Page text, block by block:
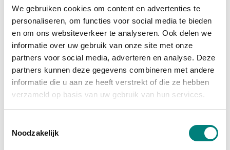
We gebruiken cookies om content en advertenties te
personaliseren, om functies voor social media te bieden
en om ons websiteverkeer te analyseren. Ook delen we
informatie over uw gebruik van onze site met onze
partners voor social media, adverteren en analyse. Deze
partners kunnen deze gegevens combineren met andere
informatie die u aan ze heeft verstrekt of die ze hebben
verzameld op basis van uw gebruik van hun services.
Noodzakelijk
huidige huis opzeggen. Vervolgens spreek je een
verhuisdatumaf met je verhuizer. Wat wil je laten
doen? Wat verhuis je zelf? Welke meubels en
spullen wil je achterlaten of doorverkopen aan de
nieuwe bewoners van je huidige woning? Check ook
even de parkeergelegenheid bij je nieuwe woning:
als er ontheffingen nodig zijn, dan kan jouw
verhuizer dit regelen voor de verhuisdag. Ook als je
een verhuislift nodig hebt, kan dit door je verhuizer
geregeld worden. Als laatste is het handig om ruim